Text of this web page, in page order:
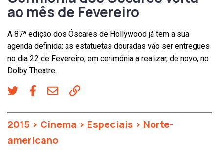
ao mês de Fevereiro
A 87ª edição dos Óscares de Hollywood já tem a sua
agenda definida: as estatuetas douradas vão ser entregues
no dia 22 de Fevereiro, em cerimónia a realizar, de novo, no
Dolby Theatre.
2015 > Cinema > Especiais > Norte-
americano